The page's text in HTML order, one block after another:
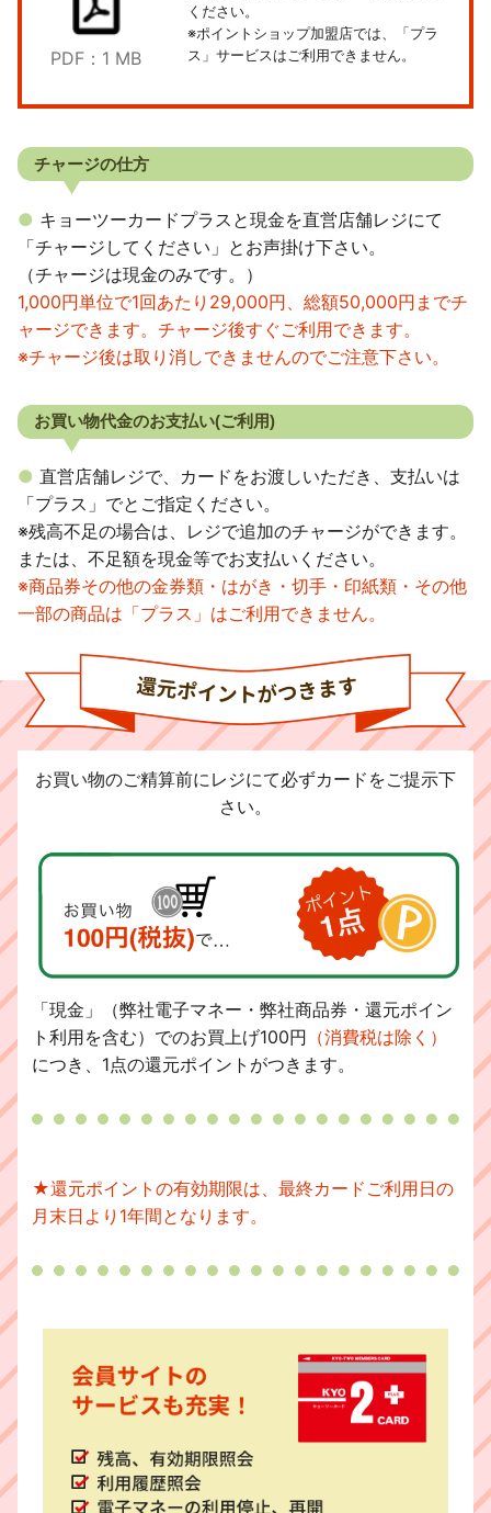
PDF：1 MB
ください。
※ポイントショップ加盟店では、「プラ
ス」サービスはご利用できません。
チャージの仕方
キョーツーカードプラスと現金を直営店舗レジにて
「チャージしてください」とお声掛け下さい。
（チャージは現金のみです。）
1,000円単位で1回あたり29,000円、総額50,000円までチ
ャージできます。チャージ後すぐご利用できます。
※チャージ後は取り消しできませんのでご注意下さい。
お買い物代金のお支払い(ご利用)
直営店舗レジで、カードをお渡しいただき、支払いは
「プラス」でとご指定ください。
※残高不足の場合は、レジで追加のチャージができます。
または、不足額を現金等でお支払いください。
※商品券その他の金券類・はがき・切手・印紙類・その他
一部の商品は「プラス」はご利用できません。
お買い物のご精算前にレジにて必ずカードをご提示下
さい。
「現金」（弊社電子マネー・弊社商品券・還元ポイン
ト利用を含む）でのお買上げ100円 （消費税は除く）
につき、1点の還元ポイントがつきます。
★還元ポイントの有効期限は、最終カードご利用日の
月末日より1年間となります。